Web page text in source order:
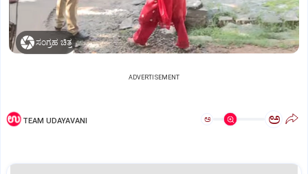
ಸಂಗ್ರಹ ಚಿತ್ರ
ADVERTISEMENT
TEAM UDAYAVANI ಅ ಅ